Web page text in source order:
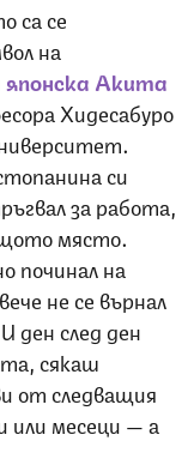
са се
на
японска Акита
Хидесабуро
си
за работа,
място.
починал на
не се върнал
ден след ден
сякаш
от следващия
или месеци — а